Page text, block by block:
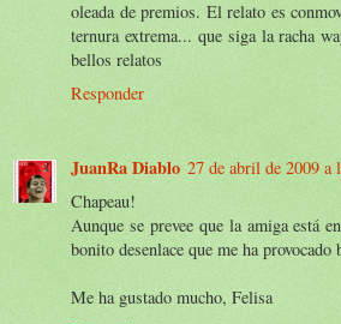
oleada de premios. El relato es
ternura extrema... que siga la racha
bellos relatos
Responder
JuanRa Diablo 27 de abril de 2009 a
Chapeau!
Aunque se prevee que la amiga está
bonito desenlace que me ha
Me ha gustado mucho, Felisa